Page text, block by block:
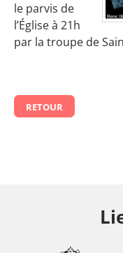
le parvis de
l’Église à 21h
par la troupe de
RETOUR